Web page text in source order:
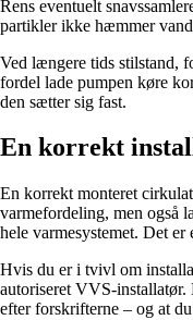
Rens eventuelt
partikler ikke hæmmer
Ved længere tids stilstand,
fordel lade pumpen køre
den sætter sig fast.
En korrekt
En korrekt monteret
varmefordeling, men også
hele varmesystemet. Det
Hvis du er i tvivl om
autoriseret VVS-installatør.
efter forskrifterne – og at